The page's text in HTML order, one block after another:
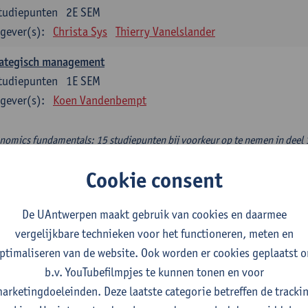
2E SEM
Christa Sys Thierry Vanelslander
management
1E SEM
Koen Vandenbempt
fundamentals: 15 studiepunten bij voorkeur op te nemen in deel
1E SEM
Sam Cosaert
en duurzaam ondernemen
2E SEM
Luc Van Liedekerke
Cookie consent
De UAntwerpen maakt gebruik van cookies en daarmee
vergelijkbare technieken voor het functioneren, meten en
van de website. Ook worden er cookies geplaatst
b.v. YouTubefilmpjes te kunnen tonen en voor
Deze laatste categorie betreffen de